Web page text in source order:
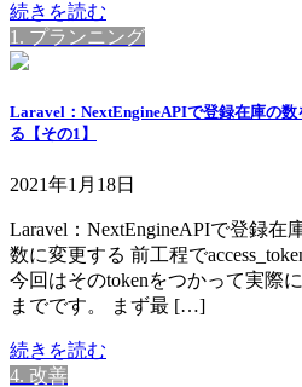
続きを読む
1. プランニング
Laravel：NextEngineAPIで登録在庫の
る【その1】
2021年1月18日
Laravel：NextEngineAPIで登録在
数に変更する 前工程で
今回はそのtokenをつかって実際
までです。 まず最 […]
続きを読む
4. 改善